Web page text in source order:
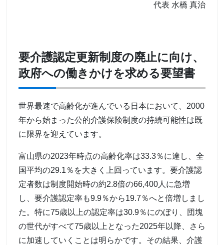
代表 水橋 真治
要介護認定更新制度の廃止に向け、
政府への働きかけを求める要望書
世界最速で高齢化が進んでいる日本において、2000
年から始まった公的介護保険制度の持続可能性は既
に限界を迎えています。
富山県の2023年時点の高齢化率は33.3％に達し、全
国平均の29.1％を大きく上回っています。要介護認
定者数は制度開始時の約2.8倍の66,400人に急増
し、要介護認定率も9.9％から19.7％へと倍増しまし
た。特に75歳以上の認定率は30.9％にのぼり、団塊
の世代がすべて75歳以上となった2025年以降、さら
に加速していくことは明らかです。その結果、介護